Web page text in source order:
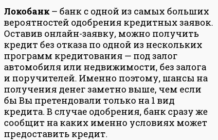
Локобанк – банк с одной из самых больших
вероятностей одобрения кредитных заявок.
Оставив онлайн-заявку, можно получить
кредит без отказа по одной из нескольких
программ кредитования — под залог
автомобиля или недвижимости, без залога
и поручителей. Именно поэтому, шансы на
получения денег заметно выше, чем если
бы Вы претендовали только на 1 вид
кредита. В случае одобрения, банк сразу же
сообщит на каких именно условиях может
предоставить кредит.